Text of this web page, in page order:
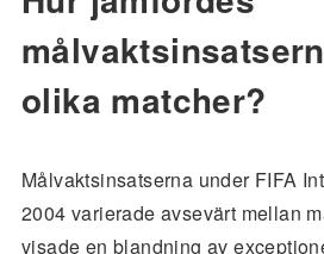
olika matcher?
Målvaktsinsatserna under FIFA
2004 varierade avsevärt mellan
visade en blandning av